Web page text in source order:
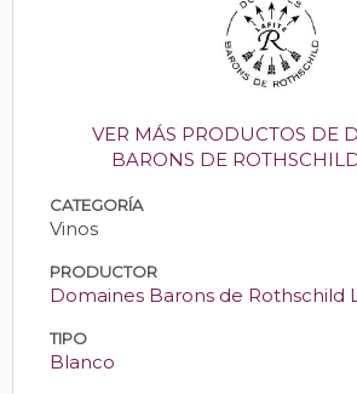
VER MÁS PRODUCTOS DE
BARONS DE
CATEGORÍA
Vinos
PRODUCTOR
Domaines Barons de Rothschild
TIPO
Blanco